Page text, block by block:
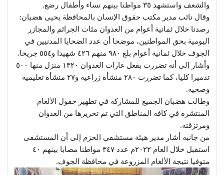
والشعف واستشهد ٣٥ مواطنا بينهم نساء وأطفال رضع.
وقال نائب مدير مكتب حقوق الإنسان بالمحافظة يحيى هضبان:
رصدنا خلال ثمانية أعوام من العدوان مئات الجرائم والمجازر
اليومية بحق المواطنين، موضحا أن عدد الضحايا المدنيين في
الجوف خلال ثمانية أعوام بلغ ٩٨٠ منهم ٤٢٦ شهيدا و٥٥٤ جريحا.
وأشار إلى أنه تضررت بفعل غارات العدوان ١٣٢٠ منزل منها ٥٠٠
تدميرا كليا، كما تضررت ٢٨٠ منشأة زراعية و٢٧ منشأة تعليمية
وصحية.
وطالب هضبان الجميع للمشاركة في تطهير حقول الألغام
المنتشرة في كافة المناطق التي تم تحريرها من العدوان
ومرتزقته.
من جانبه أشار مدير هيئة مستشفى الحزم إلى أن المستشفى
استقبل خلال العام ٢٠٢٢م عدد ٣٤٧ مواطنا مصابا بينهم ٤٠
متوفيا نتيجة الألغام المزروعة في محافظة الجوف.